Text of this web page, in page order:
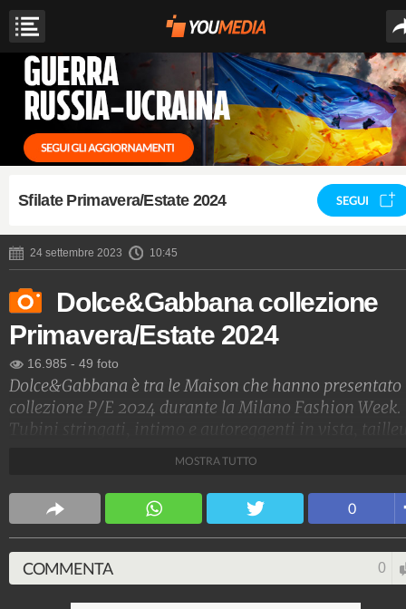
Sfilate Primavera/Estate 2024 SEGUI
24 settembre 2023 10:45
Dolce&Gabbana collezione
Primavera/Estate 2024
16.985 - 49 foto
Dolce&Gabbana è tra le Maison che hanno presentato
collezione P/E 2024 durante la Milano Fashion Week.
Tubini stringati, intimo e autoreggenti in vista,
Stile e trend
MOSTRA TUTTO
0
COMMENTA 0